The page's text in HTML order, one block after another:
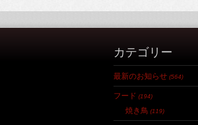
カテゴリー
最新のお知らせ (564)
フード (194)
焼き鳥 (119)